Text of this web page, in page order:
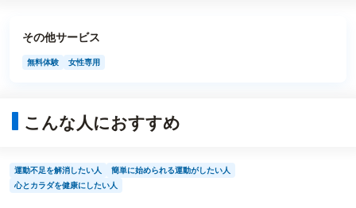
その他サービス
無料体験 女性専用
こんな人におすすめ
運動不足を解消したい人
簡単に始められる運動がしたい人
心とカラダを健康にしたい人